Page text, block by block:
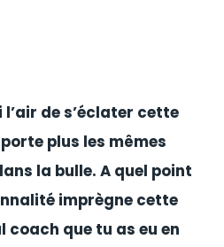
de s’éclater cette
plus les mêmes
la bulle. A quel point
imprègne cette
coach que tu as eu en